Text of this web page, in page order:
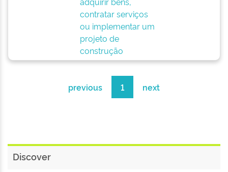
contratar serviços
ou implementar um
projeto de
construção
previous 1 next
Discover